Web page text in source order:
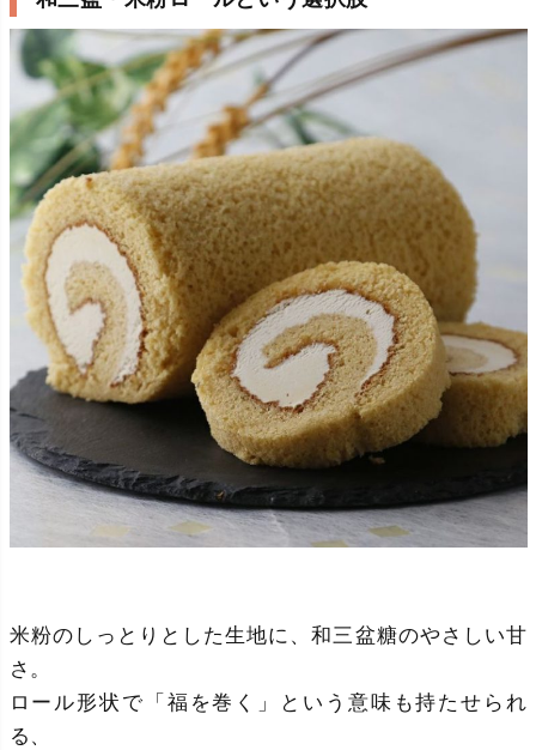
米粉のしっとりとした生地に、和三盆糖のやさしい甘
さ。
ロール形状で「福を巻く」という意味も持たせられ
る、